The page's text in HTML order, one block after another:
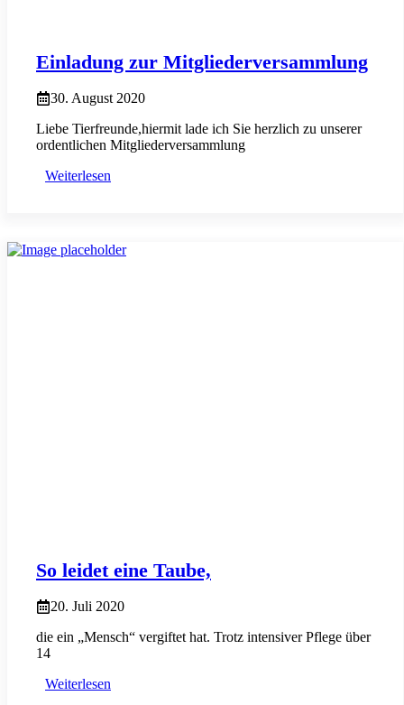
Einladung zur Mitgliederversammlung
30. August 2020
Liebe Tierfreunde,hiermit lade ich Sie herzlich zu unserer
ordentlichen Mitgliederversammlung
Weiterlesen
So leidet eine Taube,
20. Juli 2020
die ein „Mensch“ vergiftet hat. Trotz intensiver Pflege über
14
Weiterlesen